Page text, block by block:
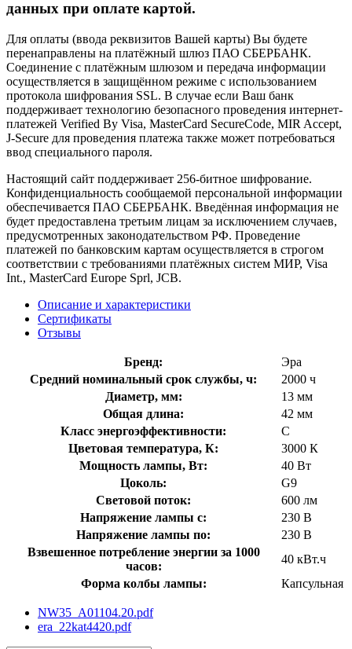
данных при оплате картой.
Для оплаты (ввода реквизитов Вашей карты) Вы будете
перенаправлены на платёжный шлюз ПАО СБЕРБАНК.
Соединение с платёжным шлюзом и передача информации
осуществляется в защищённом режиме с использованием
протокола шифрования SSL. В случае если Ваш банк
поддерживает технологию безопасного проведения интернет-
платежей Verified By Visa, MasterCard SecureCode, MIR Accept,
J-Secure для проведения платежа также может потребоваться
ввод специального пароля.
Настоящий сайт поддерживает 256-битное шифрование.
Конфиденциальность сообщаемой персональной информации
обеспечивается ПАО СБЕРБАНК. Введённая информация не
будет предоставлена третьим лицам за исключением случаев,
предусмотренных законодательством РФ. Проведение
платежей по банковским картам осуществляется в строгом
соответствии с требованиями платёжных систем МИР, Visa
Int., MasterCard Europe Sprl, JCB.
Описание и характеристики
Сертификаты
Отзывы
Бренд:
Эра
Средний номинальный срок службы, ч:
2000 ч
Диаметр, мм:
13 мм
Общая длина:
42 мм
Класс энергоэффективности:
C
Цветовая температура, К:
3000 К
Мощность лампы, Вт:
40 Вт
Цоколь:
G9
Световой поток:
600 лм
Напряжение лампы с:
230 В
Напряжение лампы по:
230 В
Взвешенное потребление энергии за 1000
часов:
40 кВт.ч
Форма колбы лампы:
Капсульная
NW35_A01104.20.pdf
era_22kat4420.pdf